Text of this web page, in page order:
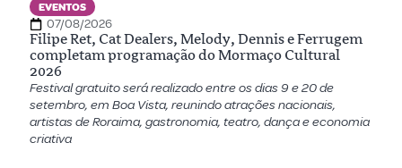
EVENTOS
07/08/2026
Filipe Ret, Cat Dealers, Melody, Dennis e Ferrugem
completam programação do Mormaço Cultural
2026
Festival gratuito será realizado entre os dias 9 e 20 de
setembro, em Boa Vista, reunindo atrações nacionais,
artistas de Roraima, gastronomia, teatro, dança e economia
criativa